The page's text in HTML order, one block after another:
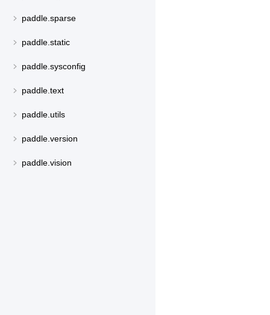
paddle.sparse
paddle.static
paddle.sysconfig
paddle.text
paddle.utils
paddle.version
paddle.vision